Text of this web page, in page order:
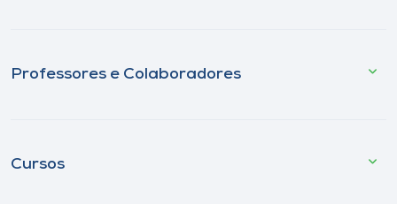
Professores e Colaboradores
Cursos